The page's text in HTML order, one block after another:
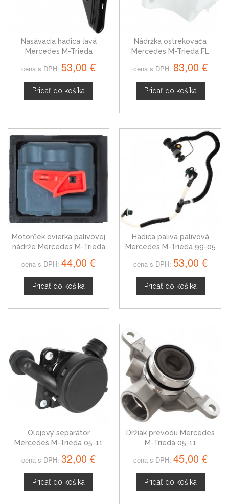
Nasávacia hadica ľavá
Mercedes M-Trieda
cena s DPH: 53,00 €
Pridať do košíka
Nádržka ostrekovača
Mercedes M-Trieda FL
cena s DPH: 83,00 €
Pridať do košíka
Motorček dvierka palivovej
nádrže Mercedes M-Trieda
cena s DPH: 44,00 €
Pridať do košíka
Hadica paliva palivová
Mercedes M-Trieda 99-05
cena s DPH: 53,00 €
Pridať do košíka
Olejový separátor
Mercedes M-Trieda 05-11
cena s DPH: 32,00 €
Pridať do košíka
Držiak prevodu Mercedes
M-Trieda 05-11
cena s DPH: 45,00 €
Pridať do košíka